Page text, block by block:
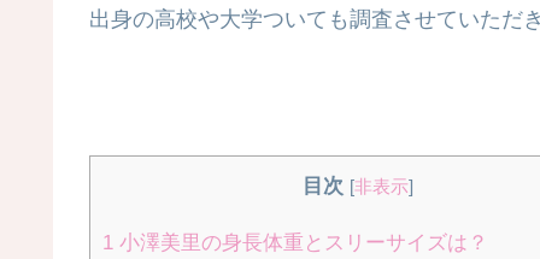
出身の高校や大学ついても調査させていただ
目次 [非表示]
1 小澤美里の身長体重とスリーサイズは？